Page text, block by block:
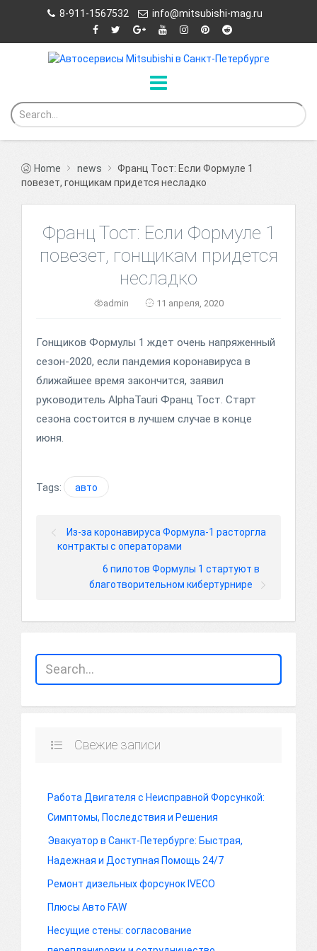
8-911-1567532 info@mitsubishi-mag.ru
Home news
Франц Тост: Если Формуле 1
повезет, гонщикам придется несладко
Франц Тост: Если Формуле 1
повезет, гонщикам придется
несладко
admin 11 апреля, 2020
Гонщиков Формулы 1 ждет очень напряженный
сезон-2020, если пандемия коронавируса в
ближайшее время закончится, заявил
руководитель AlphaTauri Франц Тост. Старт
сезона состоится в лучшем случае в конце
июня.
Tags: авто
Из-за коронавируса Формула-1 расторгла
контракты с операторами
6 пилотов Формулы 1 стартуют в
благотворительном кибертурнире
Свежие записи
Работа Двигателя с Неисправной Форсункой:
Симптомы, Последствия и Решения
Эвакуатор в Санкт-Петербурге: Быстрая,
Надежная и Доступная Помощь 24/7
Ремонт дизельных форсунок IVECO
Плюсы Авто FAW
Несущие стены: согласование